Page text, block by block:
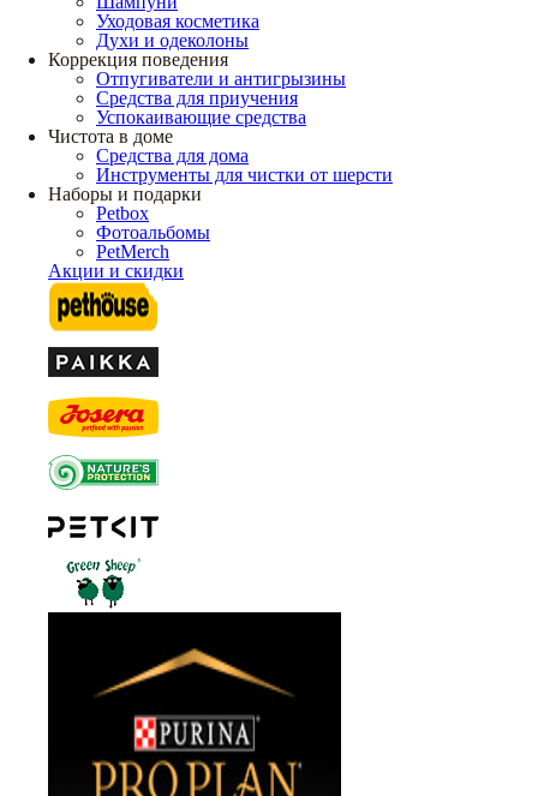
Уходовая косметика
Духи и одеколоны
Коррекция поведения
Отпугиватели и антигрызины
Средства для приучения
Успокаивающие средства
Чистота в доме
Средства для дома
Инструменты для чистки от шерсти
Наборы и подарки
Petbox
Фотоальбомы
PetMerch
Акции и скидки